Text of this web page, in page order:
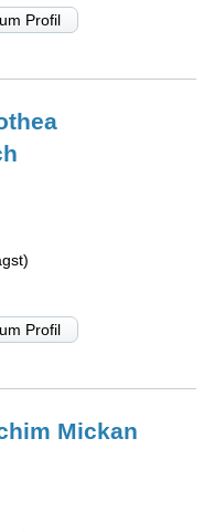
Profil
Profil
Mickan